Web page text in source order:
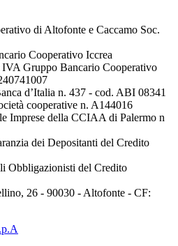
di Altofonte e Caccamo Soc.
Cooperativo Iccrea
IVA Gruppo Bancario Cooperativo
d’Italia n. 437 - cod. ABI 08341
cooperative n. A144016
Imprese della CCIAA di Palermo n
dei Depositanti del Credito
Obbligazionisti del Credito
26 - 90030 - Altofonte - CF: